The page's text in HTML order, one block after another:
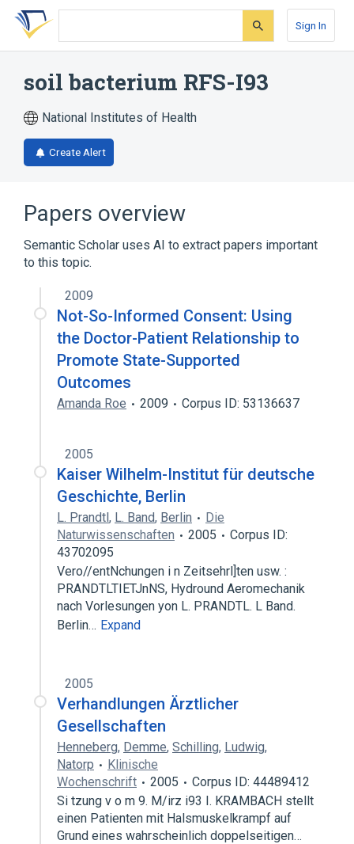
Skip
search
Skip
Skip
account
Sign In
soil bacterium RFS-I93
National Institutes of Health
Create Alert
Papers overview
Semantic Scholar uses AI to extract papers important
to this topic.
2009
Not-So-Informed Consent: Using
the Doctor-Patient Relationship to
Promote State-Supported
Outcomes
Amanda Roe 2009 Corpus ID: 53136637
2005
Kaiser Wilhelm-Institut für deutsche
Geschichte, Berlin
L. Prandtl, L. Band, Berlin
Die
Naturwissenschaften
2005
Corpus ID:
43702095
Vero//entNchungen i n Zeitsehrl]ten usw. :
PRANDTLTIETJnNS, Hydround Aeromechanik
nach Vorlesungen yon L. PRANDTL. L Band.
Berlin… Expand
2005
Verhandlungen Ärztlicher
Gesellschaften
Henneberg, Demme, Schilling, Ludwig,
Natorp
Klinische
Wochenschrift
2005
Corpus ID: 44489412
Si tzung v o m 9. M/irz i93 I. KRAMBACH stellt
einen Patienten mit Halsmuskelkrampf auf
Grund eines wahrscheinlich doppelseitigen…